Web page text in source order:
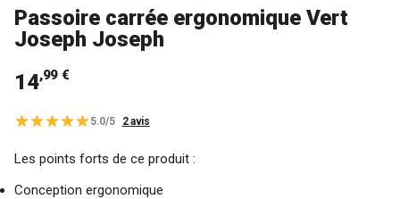
Passoire carrée ergonomique Vert
Joseph Joseph
14,99 €
5.0/5 2 avis
Les points forts de ce produit :
Conception ergonomique